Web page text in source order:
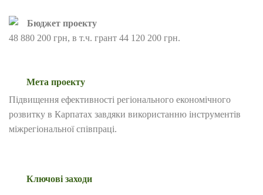
Бюджет проекту
48 880 200 грн, в т.ч. грант 44 120 200 грн.
Мета проекту
Підвищення ефективності регіонального економічного
розвитку в Карпатах завдяки використанню інструментів
міжрегіональної співпраці.
Ключові заходи